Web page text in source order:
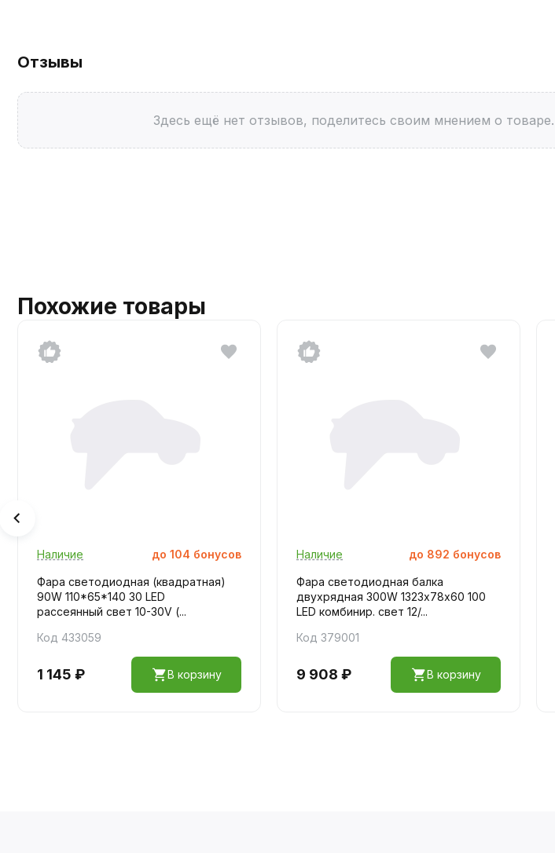
Отзывы
Здесь ещё нет отзывов, поделитесь своим мнением о товаре.
Похожие товары
Наличие до 104 бонусов
Фара светодиодная (квадратная)
90W 110*65*140 30 LED
рассеянный свет 10-30V (...
Код 433059
1 145 ₽ В корзину
Наличие до 892 бонусов
Фара светодиодная балка
двухрядная 300W 1323х78х60 100
LED комбинир. свет 12/...
Код 379001
9 908 ₽ В корзину